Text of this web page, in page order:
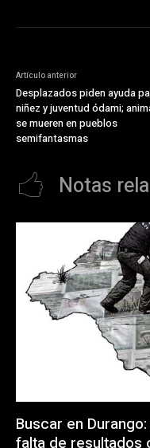
Artículo anterior
Desplazados piden ayuda
niñez y juventud ódami;
se mueren en pueblos
semifantasmas
Notas
Buscar en
falta de resultados